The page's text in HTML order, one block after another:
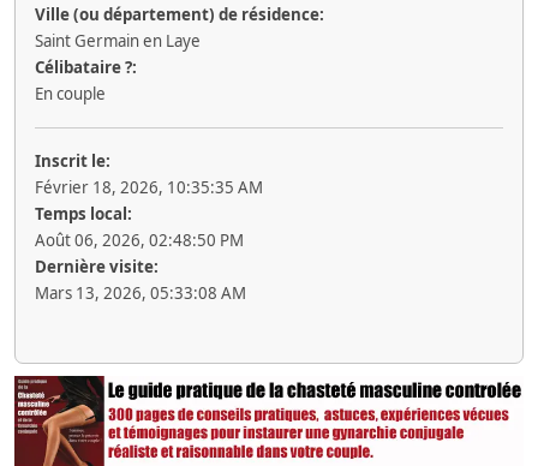
Ville (ou département) de résidence:
Saint Germain en Laye
Célibataire ?:
En couple
Inscrit le:
Février 18, 2026, 10:35:35 AM
Temps local:
Août 06, 2026, 02:48:50 PM
Dernière visite:
Mars 13, 2026, 05:33:08 AM